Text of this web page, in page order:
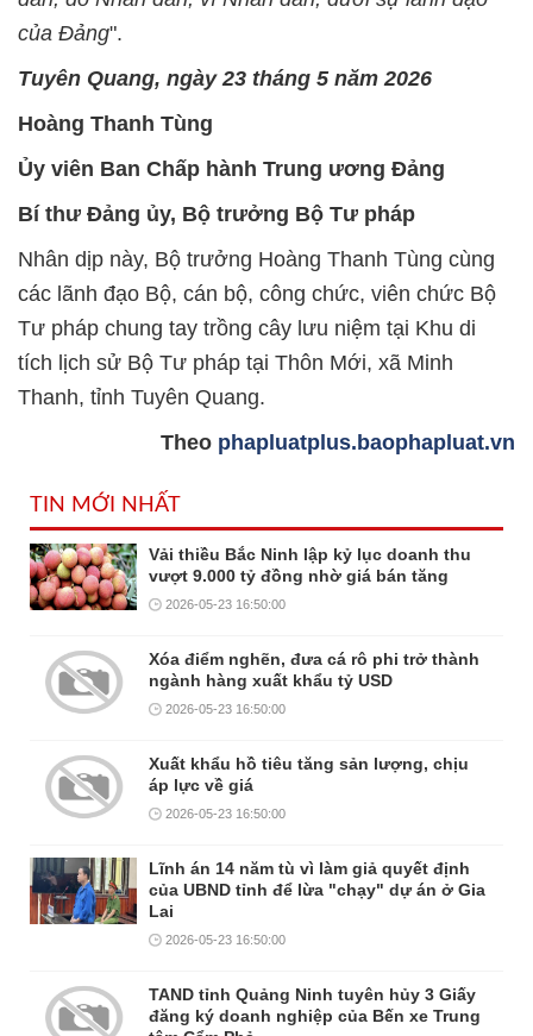
của Đảng".
Tuyên Quang, ngày 23 tháng 5 năm 2026
Hoàng Thanh Tùng
Ủy viên Ban Chấp hành Trung ương Đảng
Bí thư Đảng ủy, Bộ trưởng Bộ Tư pháp
Nhân dịp này, Bộ trưởng Hoàng Thanh Tùng cùng
các lãnh đạo Bộ, cán bộ, công chức, viên chức Bộ
Tư pháp chung tay trồng cây lưu niệm tại Khu di
tích lịch sử Bộ Tư pháp tại Thôn Mới, xã Minh
Thanh, tỉnh Tuyên Quang.
Theo phapluatplus.baophapluat.vn
TIN MỚI NHẤT
Vải thiều Bắc Ninh lập kỷ lục doanh thu
vượt 9.000 tỷ đồng nhờ giá bán tăng
2026-05-23 16:50:00
Xóa điểm nghẽn, đưa cá rô phi trở thành
ngành hàng xuất khẩu tỷ USD
2026-05-23 16:50:00
Xuất khẩu hồ tiêu tăng sản lượng, chịu
áp lực về giá
2026-05-23 16:50:00
Lĩnh án 14 năm tù vì làm giả quyết định
của UBND tỉnh để lừa "chạy" dự án ở Gia
Lai
2026-05-23 16:50:00
TAND tỉnh Quảng Ninh tuyên hủy 3 Giấy
đăng ký doanh nghiệp của Bến xe Trung